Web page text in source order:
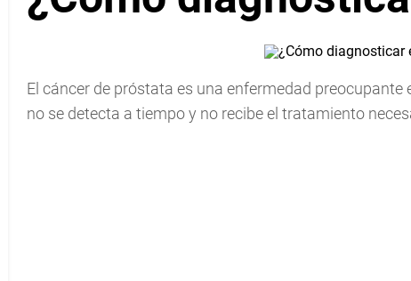
El cáncer de próstata es una enfermedad
no se detecta a tiempo y no recibe el tratamiento